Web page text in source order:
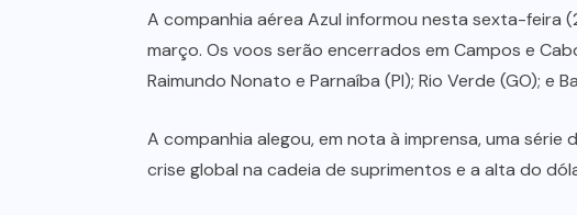
A companhia aérea Azul informou nesta sexta-feira
março. Os voos serão encerrados em Campos e
Raimundo Nonato e Parnaíba (PI); Rio Verde (GO); e
A companhia alegou, em nota à imprensa, uma
crise global na cadeia de suprimentos e a alta do